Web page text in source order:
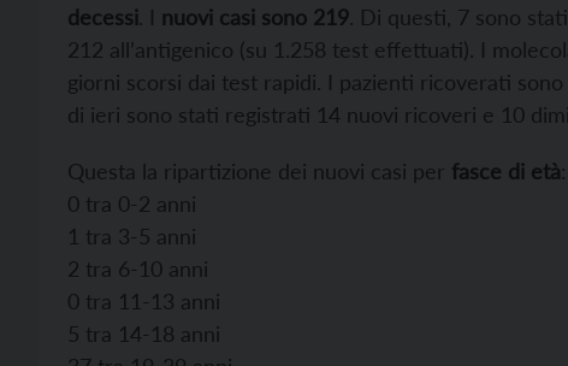
decessi. I nuovi casi sono 219. Di questi, 7 sono
212 all’antigenico (su 1.258 test effettuati). I
giorni scorsi dai test rapidi. I pazienti ricoverati
di ieri sono stati registrati 14 nuovi ricoveri e 10
Questa la ripartizione dei nuovi casi per fasce di età:
0 tra 0-2 anni
1 tra 3-5 anni
2 tra 6-10 anni
0 tra 11-13 anni
5 tra 14-18 anni